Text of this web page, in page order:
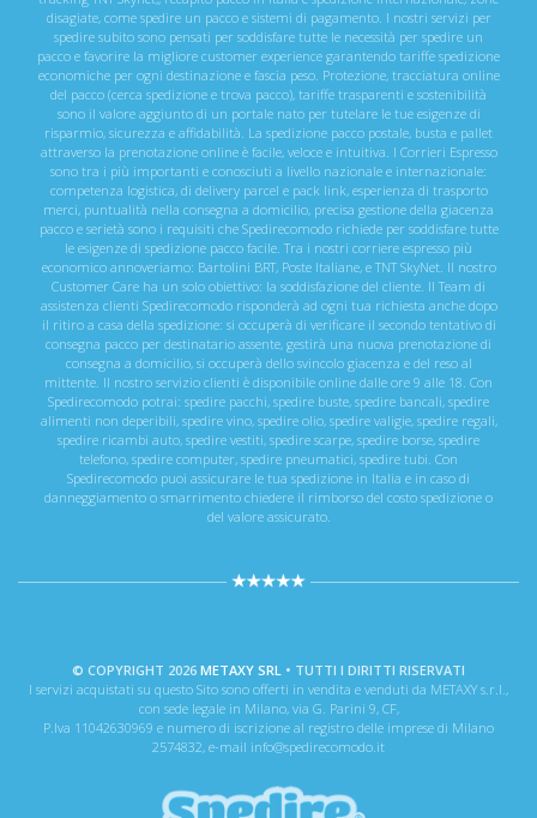
disagiate, come spedire un pacco e sistemi di pagamento. I nostri servizi per
spedire subito sono pensati per soddisfare tutte le necessità per spedire un
pacco e favorire la migliore customer experience garantendo tariffe spedizione
economiche per ogni destinazione e fascia peso. Protezione, tracciatura online
del pacco (cerca spedizione e trova pacco), tariffe trasparenti e sostenibilità
sono il valore aggiunto di un portale nato per tutelare le tue esigenze di
risparmio, sicurezza e affidabilità. La spedizione pacco postale, busta e pallet
attraverso la prenotazione online è facile, veloce e intuitiva. I Corrieri Espresso
sono tra i più importanti e conosciuti a livello nazionale e internazionale:
competenza logistica, di delivery parcel e pack link, esperienza di trasporto
merci, puntualità nella consegna a domicilio, precisa gestione della giacenza
pacco e serietà sono i requisiti che Spedirecomodo richiede per soddisfare tutte
le esigenze di spedizione pacco facile. Tra i nostri corriere espresso più
economico annoveriamo: Bartolini BRT, Poste Italiane, e TNT SkyNet. Il nostro
Customer Care ha un solo obiettivo: la soddisfazione del cliente. Il Team di
assistenza clienti Spedirecomodo risponderà ad ogni tua richiesta anche dopo
il ritiro a casa della spedizione: si occuperà di verificare il secondo tentativo di
consegna pacco per destinatario assente, gestirà una nuova prenotazione di
consegna a domicilio, si occuperà dello svincolo giacenza e del reso al
mittente. Il nostro servizio clienti è disponibile online dalle ore 9 alle 18. Con
Spedirecomodo potrai: spedire pacchi, spedire buste, spedire bancali, spedire
alimenti non deperibili, spedire vino, spedire olio, spedire valigie, spedire regali,
spedire ricambi auto, spedire vestiti, spedire scarpe, spedire borse, spedire
telefono, spedire computer, spedire pneumatici, spedire tubi. Con
Spedirecomodo puoi assicurare le tua spedizione in Italia e in caso di
danneggiamento o smarrimento chiedere il rimborso del costo spedizione o
del valore assicurato.
© COPYRIGHT 2026 METAXY SRL • TUTTI I DIRITTI RISERVATI
I servizi acquistati su questo Sito sono offerti in vendita e venduti da METAXY s.r.l.,
con sede legale in Milano, via G. Parini 9, CF,
P.Iva 11042630969 e numero di iscrizione al registro delle imprese di Milano
2574832, e-mail info@spedirecomodo.it